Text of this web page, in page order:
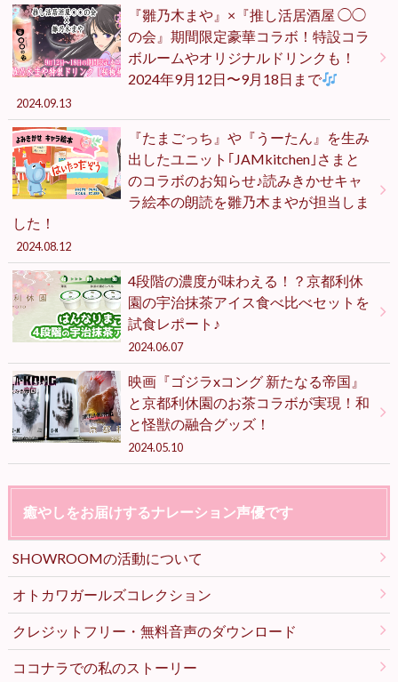
『雛乃木まや』×『推し活居酒屋 ◯◯
の会』期間限定豪華コラボ！特設コラ
ボルームやオリジナルドリンクも！
2024年9月12日〜9月18日まで
2024.09.13
『たまごっち』や『うーたん』を生み
出したユニット｢JAMkitchen｣さまと
のコラボのお知らせ♪読みきかせキャ
ラ絵本の朗読を雛乃木まやが担当しま
した！
2024.08.12
4段階の濃度が味わえる！？京都利休
園の宇治抹茶アイス食べ比べセットを
試食レポート♪
2024.06.07
映画『ゴジラxコング 新たなる帝国』
と京都利休園のお茶コラボが実現！和
と怪獣の融合グッズ！
2024.05.10
癒やしをお届けするナレーション声優です
SHOWROOMの活動について
オトカワガールズコレクション
クレジットフリー・無料音声のダウンロード
ココナラでの私のストーリー